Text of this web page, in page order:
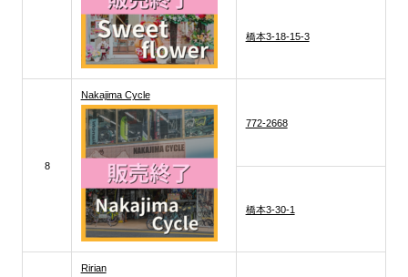
橋本3-18-15-3
8
Nakajima Cycle
772-2668
橋本3-30-1
Ririan